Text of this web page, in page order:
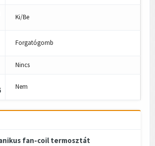
Ki/Be
Forgatógomb
Nincs
Nem
fan-coil termosztát